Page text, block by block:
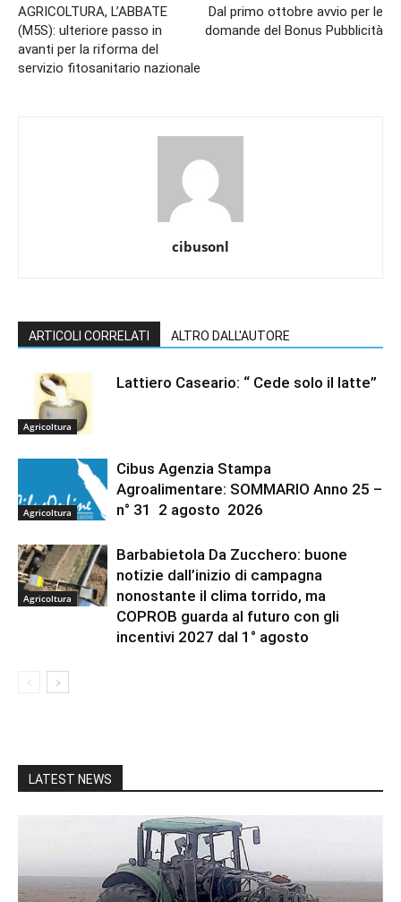
AGRICOLTURA, L’ABBATE
(M5S): ulteriore passo in
avanti per la riforma del
servizio fitosanitario nazionale
Dal primo ottobre avvio per le
domande del Bonus Pubblicità
cibusonl
ARTICOLI CORRELATI ALTRO DALL'AUTORE
Agricoltura
Lattiero Caseario: “ Cede solo il latte”
Agricoltura
Cibus Agenzia Stampa
Agroalimentare: SOMMARIO Anno 25 –
n° 31 2 agosto 2026
Agricoltura
Barbabietola Da Zucchero: buone
notizie dall’inizio di campagna
nonostante il clima torrido, ma
COPROB guarda al futuro con gli
incentivi 2027 dal 1° agosto
LATEST NEWS